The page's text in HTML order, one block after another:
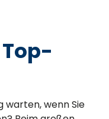
warten, wenn Sie